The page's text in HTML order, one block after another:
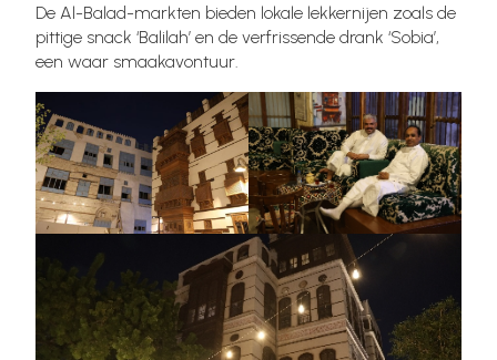
De Al-Balad-markten bieden lokale lekkernijen zoals de
pittige snack ‘Balilah’ en de verfrissende drank ‘Sobia’,
een waar smaakavontuur.